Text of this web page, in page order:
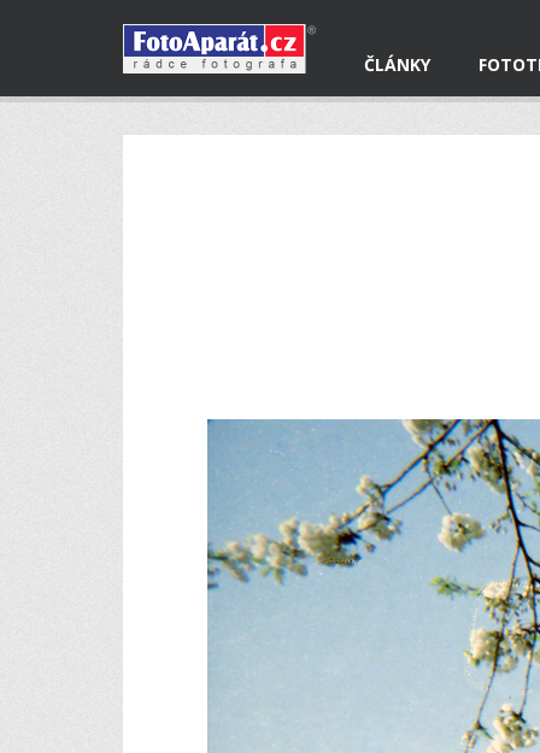
ČLÁNKY